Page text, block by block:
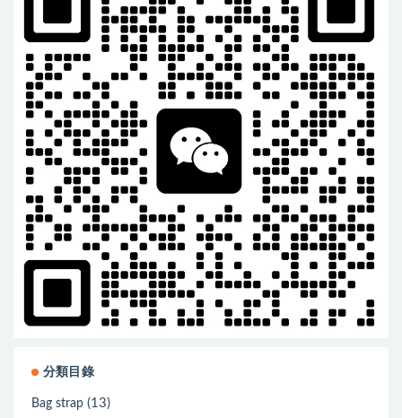
分類目錄
Bag strap (13)